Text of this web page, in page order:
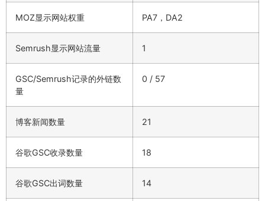
MOZ显示网站权重 PA7，DA2
Semrush显示网站流量 1
GSC/Semrush记录的外链数
量
0 / 57
博客新闻数量 21
谷歌GSC收录数量 18
谷歌GSC出词数量 14